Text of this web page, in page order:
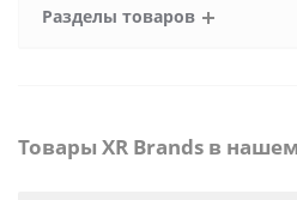
Разделы товаров
Товары XR Brands в